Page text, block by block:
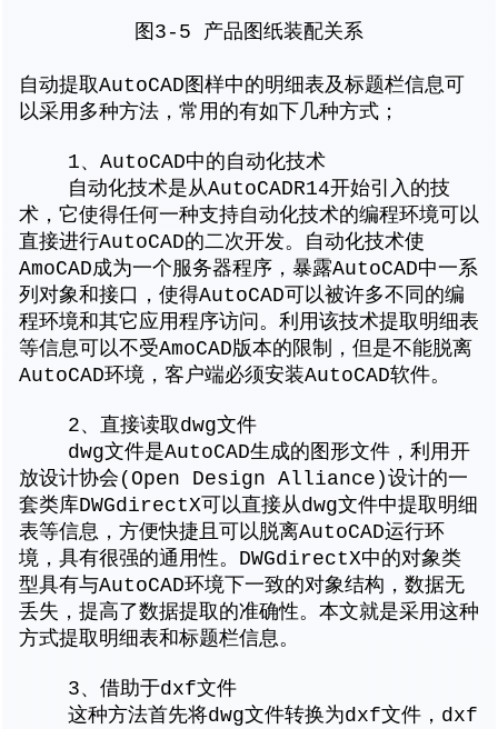
图3-5 产品图纸装配关系
自动提取AutoCAD图样中的明细表及标题栏信息可
以采用多种方法，常用的有如下几种方式；
1、AutoCAD中的自动化技术
自动化技术是从AutoCADR14开始引入的技
术，它使得任何一种支持自动化技术的编程环境可以
直接进行AutoCAD的二次开发。自动化技术使
AmoCAD成为一个服务器程序，暴露AutoCAD中一系
列对象和接口，使得AutoCAD可以被许多不同的编
程环境和其它应用程序访问。利用该技术提取明细表
等信息可以不受AmoCAD版本的限制，但是不能脱离
AutoCAD环境，客户端必须安装AutoCAD软件。
2、直接读取dwg文件
dwg文件是AutoCAD生成的图形文件，利用开
放设计协会(Open Design Alliance)设计的一
套类库DWGdirectX可以直接从dwg文件中提取明细
表等信息，方便快捷且可以脱离AutoCAD运行环
境，具有很强的通用性。DWGdirectX中的对象类
型具有与AutoCAD环境下一致的对象结构，数据无
丢失，提高了数据提取的准确性。本文就是采用这种
方式提取明细表和标题栏信息。
3、借助于dxf文件
这种方法首先将dwg文件转换为dxf文件，dxf